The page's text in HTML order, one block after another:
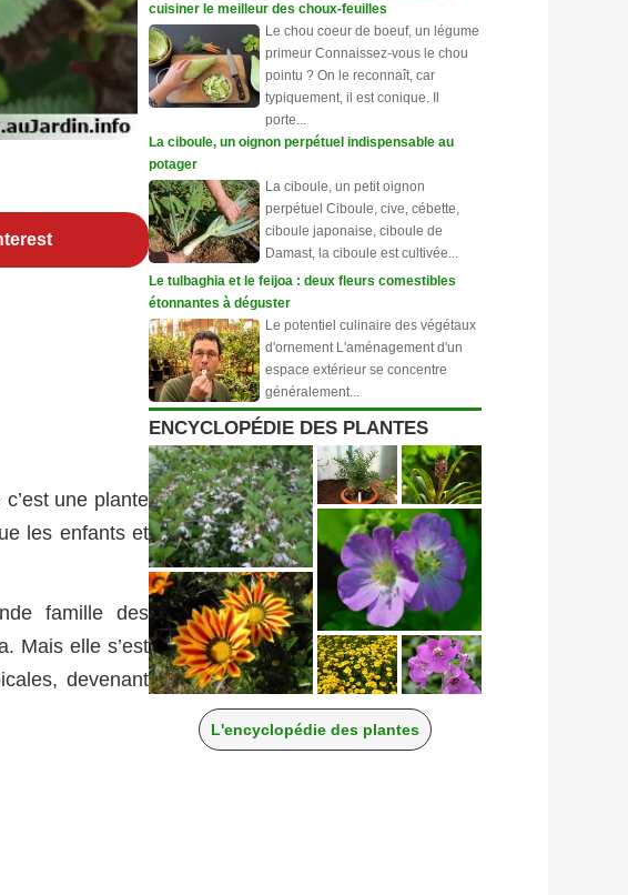
une plante
les enfants et
famille des
Mais elle s’est
devenant
cuisiner le meilleur des choux-feuilles
Le chou coeur de boeuf, un légume
primeur Connaissez-vous le chou
pointu ? On le reconnaît, car
typiquement, il est conique. Il
porte...
La ciboule, un oignon perpétuel indispensable au
potager
La ciboule, un petit oignon
perpétuel Ciboule, cive, cébette,
ciboule japonaise, ciboule de
Damast, la ciboule est cultivée...
Le tulbaghia et le feijoa : deux fleurs comestibles
étonnantes à déguster
Le potentiel culinaire des végétaux
d'ornement L'aménagement d'un
espace extérieur se concentre
généralement...
ENCYCLOPÉDIE DES PLANTES
L'encyclopédie des plantes